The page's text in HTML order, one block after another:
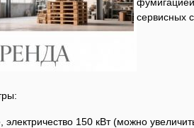
сервисных
электричество 150 кВт (можно